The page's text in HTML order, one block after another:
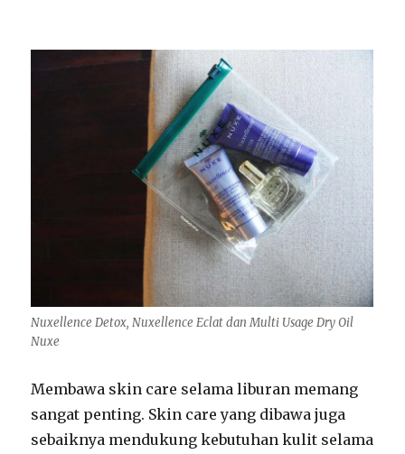
Nuxellence Detox, Nuxellence Eclat dan Multi Usage Dry Oil
Nuxe
Membawa skin care selama liburan memang
sangat penting. Skin care yang dibawa juga
sebaiknya mendukung kebutuhan kulit selama